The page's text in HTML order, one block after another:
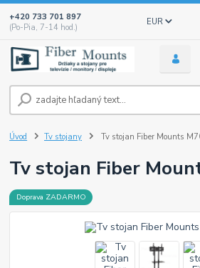
EUR
+420 733 701 897
(Po-Pia, 7-14 hod.)
Úvod Tv stojany Tv stojan Fiber Mounts
Tv stojan Fiber
Doprava ZADARMO